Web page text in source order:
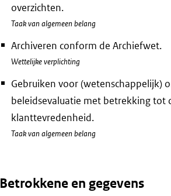
overzichten.
Taak van algemeen belang
Archiveren conform de Archiefwet.
Wettelijke verplichting
Gebruiken voor (wetenschappelijk)
beleidsevaluatie met betrekking tot
klanttevredenheid.
Taak van algemeen belang
Betrokkene en gegevens